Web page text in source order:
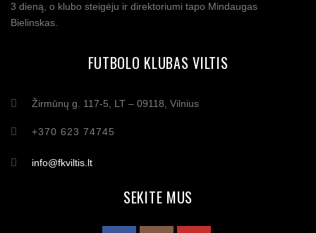
3 dieną, o klubo steigėju ir direktoriumi tapo Mindaugas
Bielinskas.
FUTBOLO KLUBAS VILTIS
Žirmūnų g. 117-5, LT – 09118, Vilnius
+370 623 74745
info@fkviltis.lt
SEKITE MUS